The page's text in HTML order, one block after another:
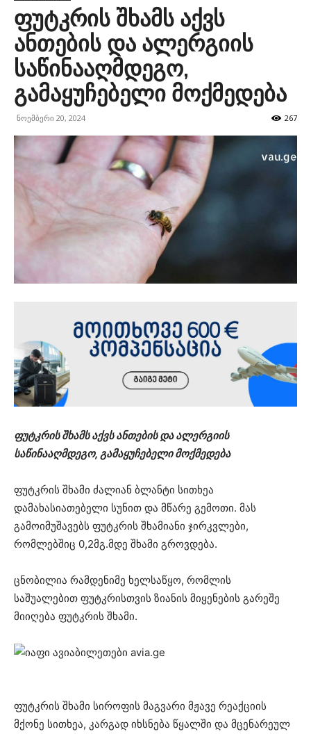
ფუტკრის შხამს აქვს
ანთების და ალერგიის
საწინააღმდეგო,
გამაყუჩებელი მოქმედება
ნოემბერი 20, 2024 267
ფუტკრის შხამს აქვს ანთების და ალერგიის
საწინააღმდეგო, გამაყუჩებელი მოქმედება
ფუტკრის შხამი ძალიან ბლანტი სითხეა
დამახასიათებელი სუნით და მწარე გემოთი. მას
გამოიმუშავებს ფუტკრის შხამიანი ჯირკვლები,
რომლებშიც 0,2მგ.მდე შხამი გროვდება.
ცნობილია რამდენიმე ხელსაწყო, რომლის
საშუალებით ფუტკრისთვის ზიანის მიყენების გარეშე
მიიღება ფუტკრის შხამი.
ფუტკრის შხამი სიროფის მაგვარი მჟავე რეაქციის
მქონე სითხეა, კარგად იხსნება წყალში და მცენარეულ